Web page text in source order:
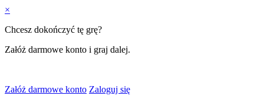
×
Chcesz dokończyć tę grę?
Załóż darmowe konto i graj dalej.
Załóż darmowe konto Zaloguj się